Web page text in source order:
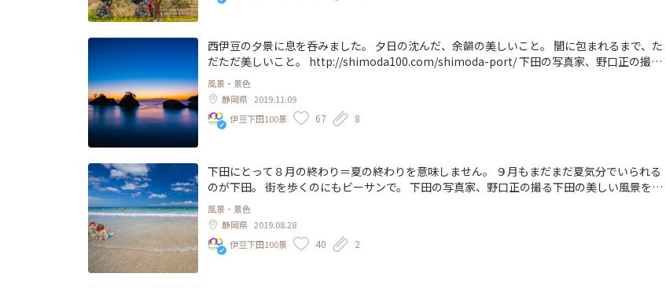
西伊豆の夕景に息を呑みました。 夕日の沈んだ、余韻の美しいこと。 闇に包まれるまで、た
だただ美しいこと。 http://shimoda100.com/shimoda-port/ 下田の写真家、野口正の撮る
下田の美しい風景を心地よい音楽に載せてお届けする連載「ポートレート下田」、新着で
す！
風景・景色
静岡県 2019.11.09
伊豆下田100景
67 8
下田にとって８月の終わり＝夏の終わりを意味しません。 ９月もまだまだ夏気分でいられる
のが下田。 街を歩くのにもビーサンで。 下田の写真家、野口正の撮る下田の美しい風景を心
地よい音楽に載せてお届けする連載「ポートレート下田」、新着です！ http://shimoda100.
com/shimoda-port/
風景・景色
静岡県 2019.08.28
伊豆下田100景
40 2